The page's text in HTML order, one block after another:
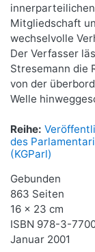
Mitgliedschaft
wechselvolle
Der Verfasser
Stresemann die
von der
Welle
Reihe:
des
(KGParl)
Gebunden
863 Seiten
16 x 23 cm
ISBN 978-3-
Januar 2001